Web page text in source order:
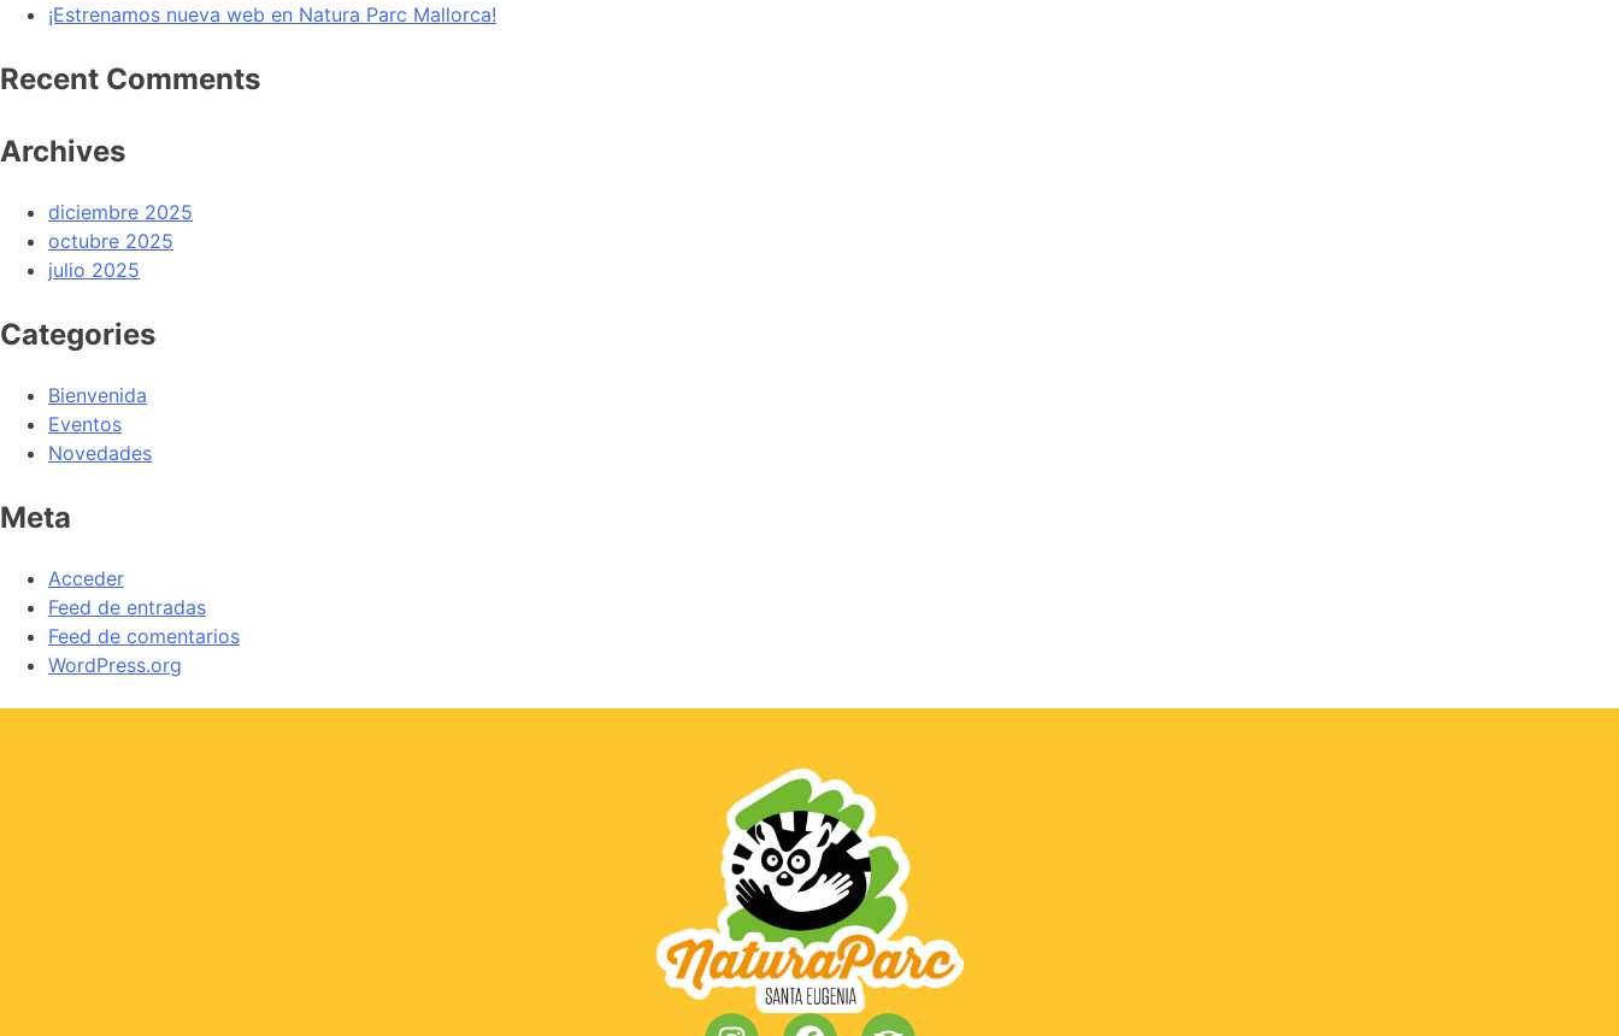
¡Estrenamos nueva web en Natura Parc Mallorca!
Recent Comments
Archives
diciembre 2025
octubre 2025
julio 2025
Categories
Bienvenida
Eventos
Novedades
Meta
Acceder
Feed de entradas
Feed de comentarios
WordPress.org